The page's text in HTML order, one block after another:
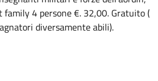
family 4 persone €. 32,00. Gratuito (
diversamente abili).